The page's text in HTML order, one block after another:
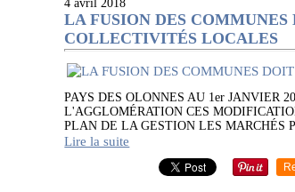
4 avril 2018
LA FUSION DES
COLLECTIVITÉS LOCALES
PAYS DES OLONNES AU 1er JANVIER
L'AGGLOMÉRATION CES
PLAN DE LA GESTION LES MARCHÉS
Lire la suite